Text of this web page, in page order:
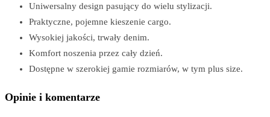
Uniwersalny design pasujący do wielu stylizacji.
Praktyczne, pojemne kieszenie cargo.
Wysokiej jakości, trwały denim.
Komfort noszenia przez cały dzień.
Dostępne w szerokiej gamie rozmiarów, w tym plus size.
Opinie i komentarze